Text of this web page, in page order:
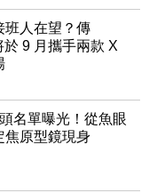
班人在望？傳
9 月攜手兩款 X
名單曝光！從魚眼
焦原型鏡現身